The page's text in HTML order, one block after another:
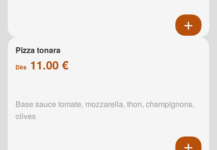
Pizza tonara
Dès 11.00 €
Base sauce tomate, mozzarella, thon, champignons,
olives